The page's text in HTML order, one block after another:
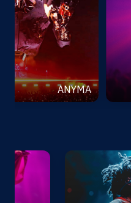
ANYMA